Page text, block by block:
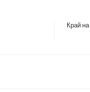
Край